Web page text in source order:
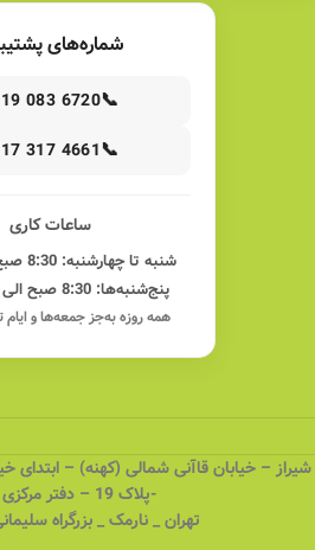
شماره‌های
📞
083 6720
📞
317 4661
ساعات کاری
شنبه تا چهارشنبه: 8:30 صبح الی 8 شب
پنج‌شنبه‌ها: 8:30 صبح الی 2 بعدازظهر
همه روزه به‌جز جمعه‌ها و
شیراز – خیابان قاآنی شمالی (کهنه) – ابتدای
-پلاک 19 – دفتر مرکزی پارسانور
تهران _ نارمک _ بزرگراه سلیمانی